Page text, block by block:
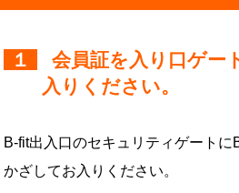
１
会員証を入り口ゲー
入りください。
B-fit出入口のセキュリティゲートに
かざしてお入りください。